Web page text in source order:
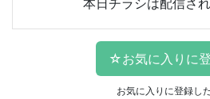
お気に入りに登録し